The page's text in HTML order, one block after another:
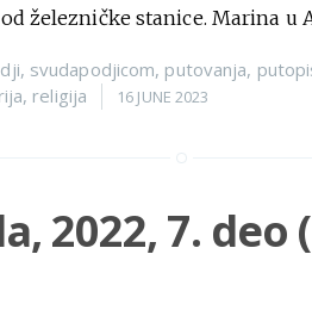
železničke stanice. Marina u
, svudapodjicom, putovanja,
, religija 16 JUNE 2023
2022, 7. deo